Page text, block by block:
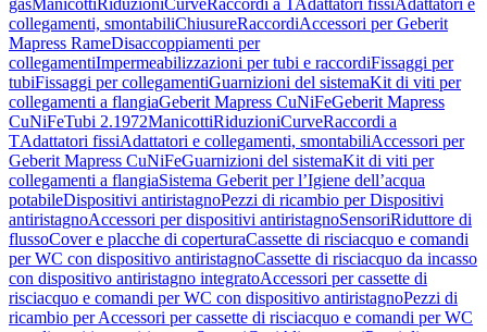
gasManicottiRiduzioniCurveRaccordi a TAdattatori fissiAdattatori e
collegamenti, smontabiliChiusureRaccordiAccessori per Geberit
Mapress RameDisaccoppiamenti per
collegamentiImpermeabilizzazioni per tubi e raccordiFissaggi per
tubiFissaggi per collegamentiGuarnizioni del sistemaKit di viti per
collegamenti a flangiaGeberit Mapress CuNiFeGeberit Mapress
CuNiFeTubi 2.1972ManicottiRiduzioniCurveRaccordi a
TAdattatori fissiAdattatori e collegamenti, smontabiliAccessori per
Geberit Mapress CuNiFeGuarnizioni del sistemaKit di viti per
collegamenti a flangiaSistema Geberit per l’Igiene dell’acqua
potabileDispositivi antiristagnoPezzi di ricambio per Dispositivi
antiristagnoAccessori per dispositivi antiristagnoSensoriRiduttore di
flussoCover e placche di coperturaCassette di risciacquo e comandi
per WC con dispositivo antiristagnoCassette di risciacquo da incasso
con dispositivo antiristagno integratoAccessori per cassette di
risciacquo e comandi per WC con dispositivo antiristagnoPezzi di
ricambio per Accessori per cassette di risciacquo e comandi per WC